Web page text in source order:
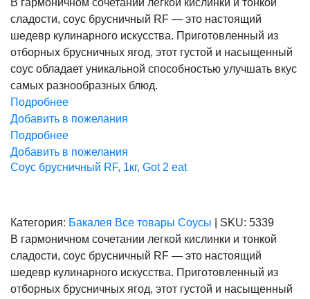
составляла
895,00 ₽.
716,00 ₽.
В гармоничном сочетании легкой кислинки и тонкой
сладости, соус брусничный RF — это настоящий
шедевр кулинарного искусства. Приготовленный из
отборных брусничных ягод, этот густой и насыщенный
соус обладает уникальной способностью улучшать вкус
самых разнообразных блюд.
Подробнее
Добавить в пожелания
Подробнее
Добавить в пожелания
Соус брусничный RF, 1кг, Got 2 eat
Категория: Бакалея Все товары Соусы SKU: 5339
В гармоничном сочетании легкой кислинки и тонкой
сладости, соус брусничный RF — это настоящий
шедевр кулинарного искусства. Приготовленный из
отборных брусничных ягод, этот густой и насыщенный